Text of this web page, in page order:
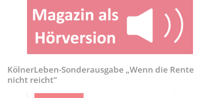
KölnerLeben-Sonderausgabe „Wenn die Rente
nicht reicht“